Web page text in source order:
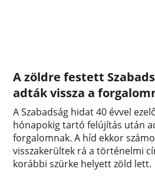
A zöldre festett
adták vissza a
A Szabadság hidat 40 évvel
hónapokig tartó felújítás után
forgalomnak. A híd ekkor
visszakerültek rá a történelmi
korábbi szürke helyett zöld lett.